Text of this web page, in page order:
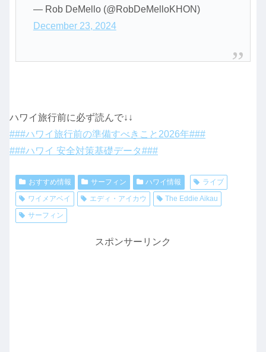
— Rob DeMello (@RobDeMelloKHON)
December 23, 2024
ハワイ旅行前に必ず読んで↓↓
###ハワイ旅行前の準備すべきこと2026年###
###ハワイ 安全対策基礎データ###
おすすめ情報 サーフィン ハワイ情報
ライブ
ワイメアベイ
エディ・アイカウ
The Eddie Aikau
サーフィン
スポンサーリンク